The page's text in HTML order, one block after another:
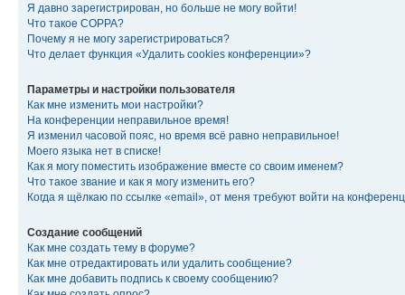
Я давно зарегистрирован, но больше не могу войти!
Что такое COPPA?
Почему я не могу зарегистрироваться?
Что делает функция «Удалить cookies конференции»?
Параметры и настройки пользователя
Как мне изменить мои настройки?
На конференции неправильное время!
Я изменил часовой пояс, но время всё равно неправильное!
Моего языка нет в списке!
Как я могу поместить изображение вместе со своим именем?
Что такое звание и как я могу изменить его?
Когда я щёлкаю по ссылке «email», от меня требуют войти на
Создание сообщений
Как мне создать тему в форуме?
Как мне отредактировать или удалить сообщение?
Как мне добавить подпись к своему сообщению?